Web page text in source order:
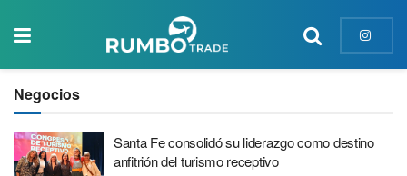
Negocios
Santa Fe consolidó su liderazgo como destino
anfitrión del turismo receptivo